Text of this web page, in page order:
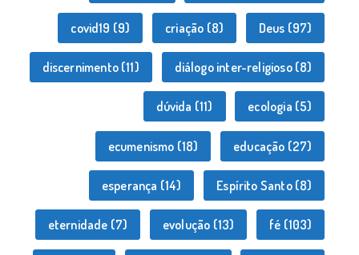
covid19 (9) criação (8) Deus (97)
discernimento(11) diálogo inter-religioso(8)
dúvida (11) ecologia (5)
ecumenismo (18) educação (27)
esperança (14) Espírito Santo(8)
eternidade (7) evolução (13) fé (103)